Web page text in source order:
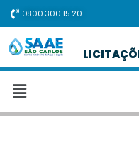
Pular
para
o
conteúdo
0800 300 15 20